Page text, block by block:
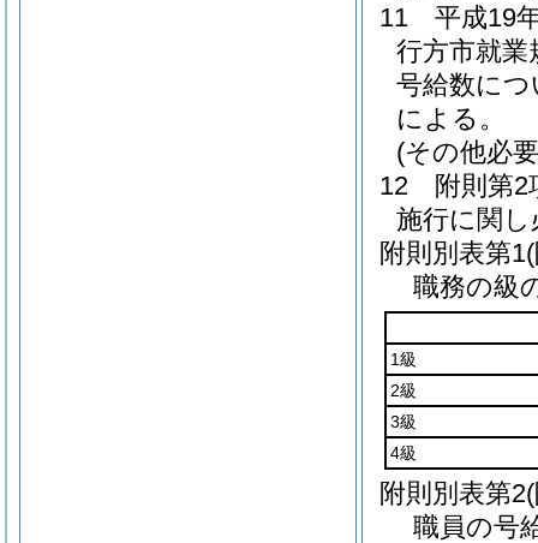
11
平成19
行方市就
号給数に
による。
(その他必
12
附則第
施行に関
附則別表第1
職務の級
1級
2級
3級
4級
附則別表第2
職員の号